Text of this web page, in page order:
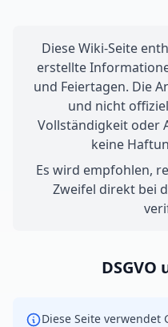
Diese Wiki-Seite
erstellte
und Feiertagen. Die
und nicht
Vollständigkeit oder
keine
Es wird empfohlen,
Zweifel direkt bei
DSGVO
Diese Seite verwendet